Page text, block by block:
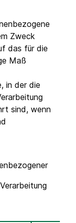
Zweck
das für die
Maß
in der die
sind, wenn